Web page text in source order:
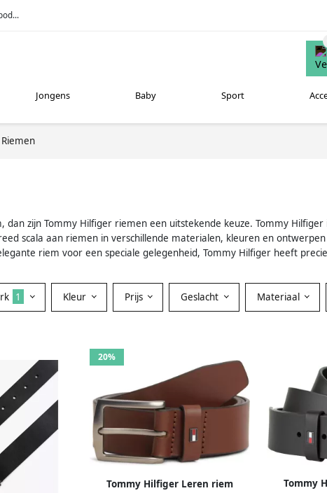
Jongens Baby Sport
Riemen
zijn Tommy Hilfiger riemen een uitstekende keuze. Tommy
scala aan riemen in verschillende materialen, kleuren en
riem voor een speciale gelegenheid, Tommy Hilfiger heeft
1 Kleur Prijs Geslacht Materiaal
20%
Tommy Hilfiger Leren riem
Tommy